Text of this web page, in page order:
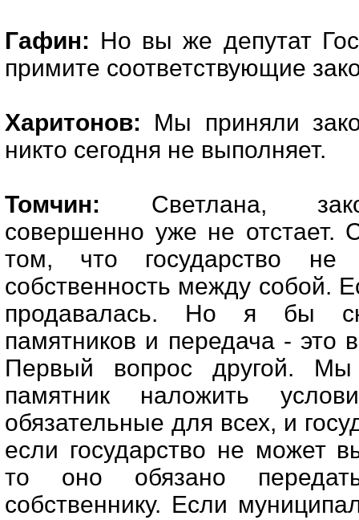
Гафин: Но вы же депутат
примите соответствующие
Харитонов: Мы приняли
никто сегодня не выполняет.
Томчин: Светлана,
совершенно уже не отстает.
том, что государство не
собственность между собой.
продавалась. Но я бы
памятников и передача - это
Первый вопрос другой.
памятник наложить
обязательные для всех, и
если государство не может
то оно обязано
собственнику. Если